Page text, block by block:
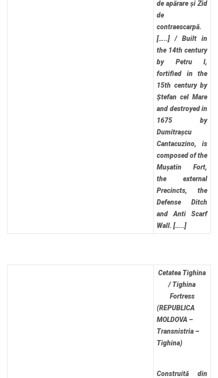
de apărare și Zid
de
contraescarpă.
[…..] / Built in
the 14th century
by Petru I,
fortified in the
15th century by
Ștefan cel Mare
and destroyed in
1675 by
Dumitrașcu
Cantacuzino, is
composed of the
Mușatin Fort,
the external
Precincts, the
Defense Ditch
and Anti Scarf
Wall. […..]
Cetatea Tighina
/ Tighina
Fortress
(REPUBLICA
MOLDOVA –
Transnistria –
Tighina)
Construită din